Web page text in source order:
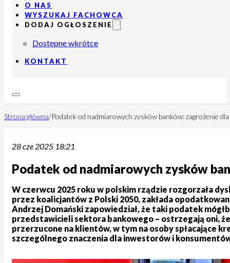
O NAS
WYSZUKAJ FACHOWCA
DODAJ OGŁOSZENIE
Dostępne wkrótce
KONTAKT
Strona główna/Podatek od nadmiarowych zysków banków: zagrożenie
28 cze 2025 18:21
Podatek od nadmiarowych zysków
W czerwcu 2025 roku w polskim rządzie rozgorzała
przez koalicjantów z Polski 2050, zakłada
Andrzej Domański zapowiedział, że taki podatek
przedstawicieli sektora bankowego – ostrzegają oni,
przerzucone na klientów, w tym na osoby spłacające
szczególnego znaczenia dla inwestorów i